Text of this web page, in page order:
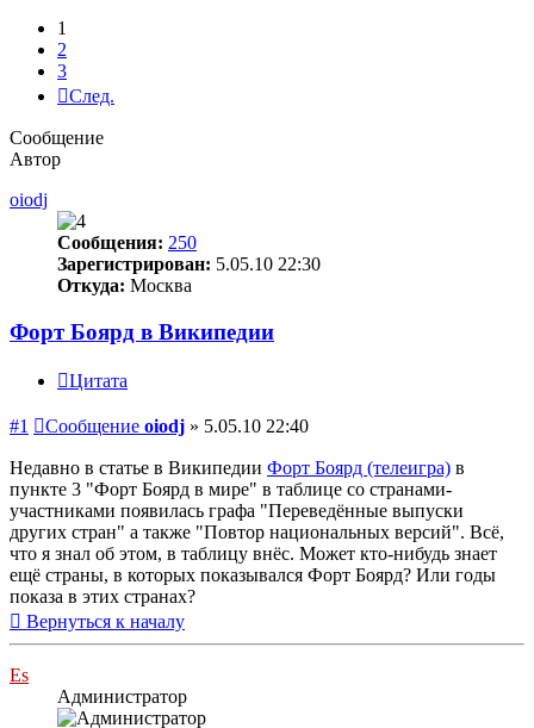
1
2
3
След.
Сообщение
Автор
oiodj
Сообщения: 250
Зарегистрирован: 5.05.10 22:30
Откуда: Москва
Форт Боярд в Википедии
Цитата
#1 Сообщение oiodj » 5.05.10 22:40
Недавно в статье в Википедии Форт Боярд (телеигра) в
пункте 3 "Форт Боярд в мире" в таблице со странами-
участниками появилась графа "Переведённые выпуски
других стран" а также "Повтор национальных версий". Всё,
что я знал об этом, в таблицу внёс. Может кто-нибудь знает
ещё страны, в которых показывался Форт Боярд? Или годы
показа в этих странах?
Вернуться к началу
Es
Администратор